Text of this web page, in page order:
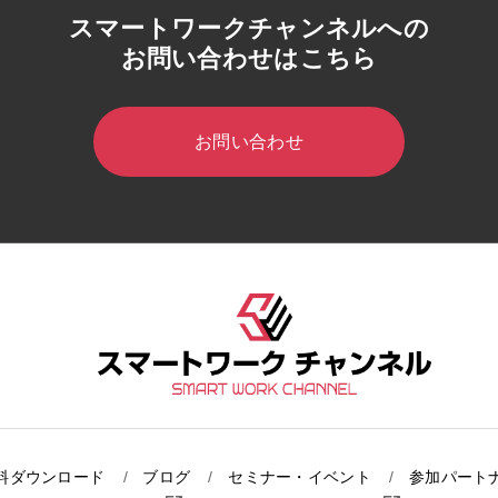
スマートワークチャンネルへの
お問い合わせはこちら
お問い合わせ
ダウンロード ブログ セミナー・イベント 参加パート